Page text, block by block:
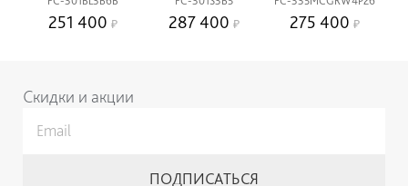
251 400 287 400 275 400
Скидки и акции